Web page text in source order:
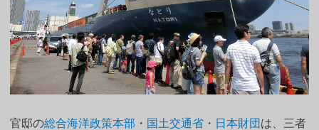
官邸の総合海洋政策本部 ・ 国土交通省 ・ 日本財団 は、三者